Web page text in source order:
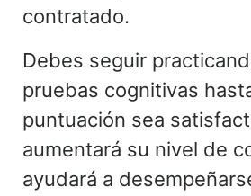
contratado.
Debes seguir
pruebas cognitivas
puntuación sea
aumentará su nivel de
ayudará a